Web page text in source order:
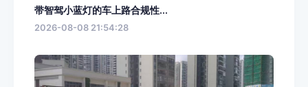
带智驾小蓝灯的车上路合规性...
2026-08-08 21:54:28